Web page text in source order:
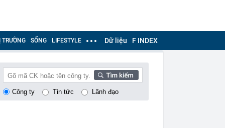
TRƯỜNG SỐNG LIFESTYLE Dữ liệu F INDEX
Công ty Tin tức Lãnh đạo